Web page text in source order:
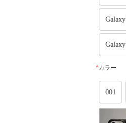
*カラー
001